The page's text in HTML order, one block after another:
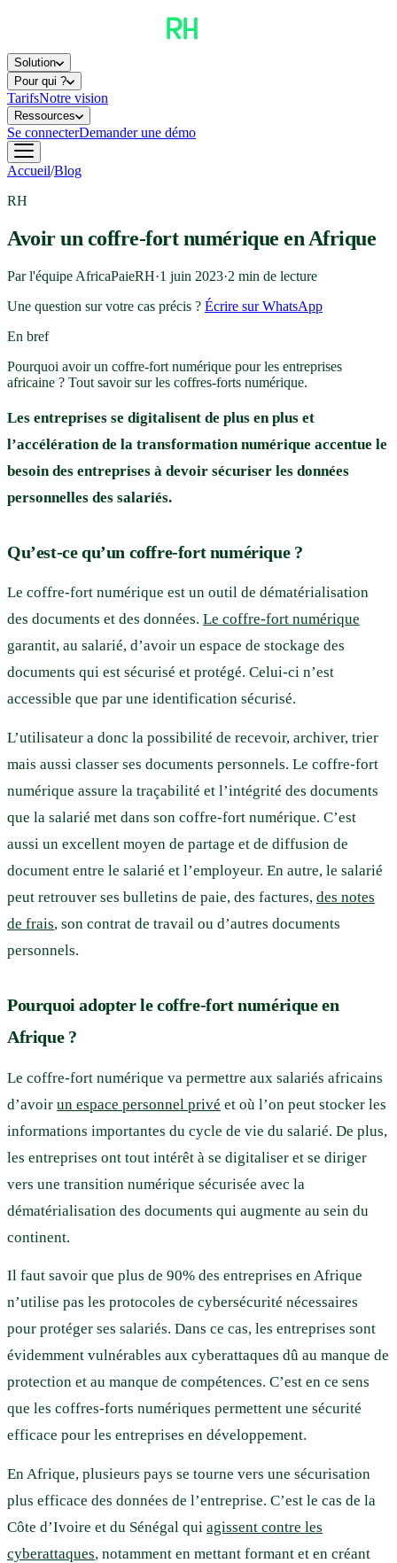
Solution
Pour qui ?
TarifsNotre vision
Ressources
Se connecterDemander une démo
Accueil/Blog
RH
Avoir un coffre-fort numérique en Afrique
Par l'équipe AfricaPaieRH·1 juin 2023·2 min de lecture
Une question sur votre cas précis ? Écrire sur WhatsApp
En bref
Pourquoi avoir un coffre-fort numérique pour les entreprises
africaine ? Tout savoir sur les coffres-forts numérique.
Les entreprises se digitalisent de plus en plus et
l’accélération de la transformation numérique accentue le
besoin des entreprises à devoir sécuriser les données
personnelles des salariés.
Qu’est-ce qu’un coffre-fort numérique ?
Le coffre-fort numérique est un outil de dématérialisation
des documents et des données. Le coffre-fort numérique
garantit, au salarié, d’avoir un espace de stockage des
documents qui est sécurisé et protégé. Celui-ci n’est
accessible que par une identification sécurisé.
L’utilisateur a donc la possibilité de recevoir, archiver, trier
mais aussi classer ses documents personnels. Le coffre-fort
numérique assure la traçabilité et l’intégrité des documents
que la salarié met dans son coffre-fort numérique. C’est
aussi un excellent moyen de partage et de diffusion de
document entre le salarié et l’employeur. En autre, le salarié
peut retrouver ses bulletins de paie, des factures, des notes
de frais, son contrat de travail ou d’autres documents
personnels.
Pourquoi adopter le coffre-fort numérique en
Afrique ?
Le coffre-fort numérique va permettre aux salariés africains
d’avoir un espace personnel privé et où l’on peut stocker les
informations importantes du cycle de vie du salarié. De plus,
les entreprises ont tout intérêt à se digitaliser et se diriger
vers une transition numérique sécurisée avec la
dématérialisation des documents qui augmente au sein du
continent.
Il faut savoir que plus de 90% des entreprises en Afrique
n’utilise pas les protocoles de cybersécurité nécessaires
pour protéger ses salariés. Dans ce cas, les entreprises sont
évidemment vulnérables aux cyberattaques dû au manque de
protection et au manque de compétences. C’est en ce sens
que les coffres-forts numériques permettent une sécurité
efficace pour les entreprises en développement.
En Afrique, plusieurs pays se tourne vers une sécurisation
plus efficace des données de l’entreprise. C’est le cas de la
Côte d’Ivoire et du Sénégal qui agissent contre les
cyberattaques, notamment en mettant formant et en créant